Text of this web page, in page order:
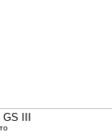
III